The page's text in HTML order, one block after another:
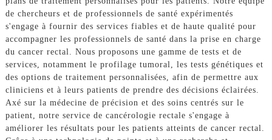
de chercheurs et de professionnels de santé expérimentés
s'engage à fournir des services fiables et de haute qualité pour
accompagner les professionnels de santé dans la prise en charge
du cancer rectal. Nous proposons une gamme de tests et de
services, notamment le profilage tumoral, les tests génétiques et
des options de traitement personnalisées, afin de permettre aux
cliniciens et à leurs patients de prendre des décisions éclairées.
Axé sur la médecine de précision et des soins centrés sur le
patient, notre service de cancérologie rectale s'engage à
améliorer les résultats pour les patients atteints de cancer rectal.